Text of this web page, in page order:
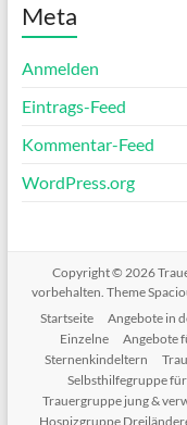
Meta
Anmelden
Eintrags-Feed
Kommentar-Feed
WordPress.org
Copyright © 2026
vorbehalten. Theme
Startseite
Angebote in
Einzelne
Angebote
Sternenkindeltern
Selbsthilfegruppe
Trauergruppe jung &
Hospizgruppe